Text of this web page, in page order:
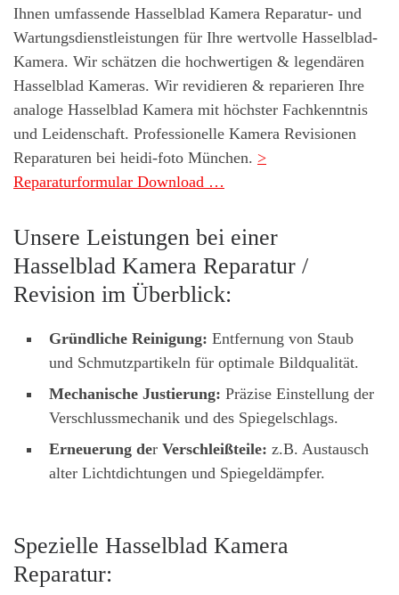
Ihnen umfassende Hasselblad Kamera Reparatur- und
Wartungsdienstleistungen für Ihre wertvolle Hasselblad-
Kamera. Wir schätzen die hochwertigen & legendären
Hasselblad Kameras. Wir revidieren & reparieren Ihre
analoge Hasselblad Kamera mit höchster Fachkenntnis
und Leidenschaft. Professionelle Kamera Revisionen
Reparaturen bei heidi-foto München. >
Reparaturformular Download …
Unsere Leistungen bei einer
Hasselblad Kamera Reparatur /
Revision im Überblick:
Gründliche Reinigung: Entfernung von Staub
und Schmutzpartikeln für optimale Bildqualität.
Mechanische Justierung: Präzise Einstellung der
Verschlussmechanik und des Spiegelschlags.
Erneuerung der Verschleißteile: z.B. Austausch
alter Lichtdichtungen und Spiegeldämpfer.
Spezielle Hasselblad Kamera
Reparatur: